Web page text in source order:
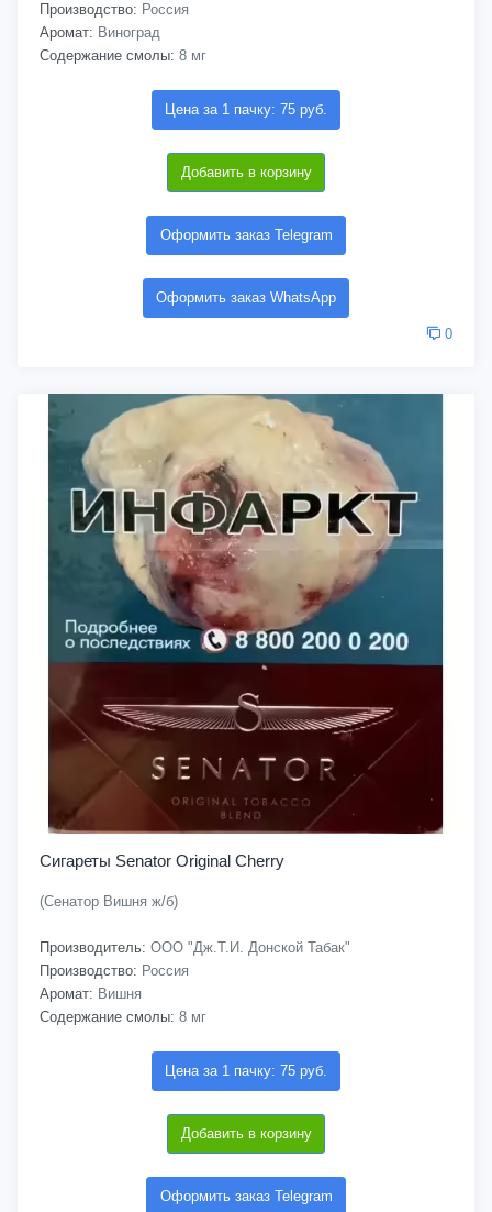
Производство: Россия
Аромат: Виноград
Содержание смолы: 8 мг
Цена за 1 пачку: 75 руб.
Добавить в корзину
Оформить заказ Telegram
Оформить заказ WhatsApp
0
Сигареты Senator Original Cherry
(Сенатор Вишня ж/б)
Производитель: ООО "Дж.Т.И. Донской Табак"
Производство: Россия
Аромат: Вишня
Содержание смолы: 8 мг
Цена за 1 пачку: 75 руб.
Добавить в корзину
Оформить заказ Telegram